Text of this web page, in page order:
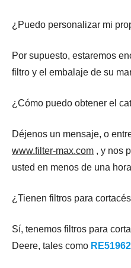
¿Puedo personalizar mi
Por supuesto, estaremos
filtro y el embalaje de su
¿Cómo puedo obtener el
Déjenos un mensaje, o
www.filter-max.com , y nos
usted en menos de una
¿Tienen filtros para
Sí, tenemos filtros para
Deere, tales como